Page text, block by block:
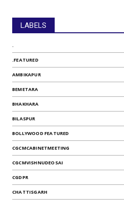
LABELS
.
.FEATURED
AMBIKAPUR
BEMETARA
BHAKHARA
BILASPUR
BOLLYWOOD FEATURED
CGCMCABINETMEETING
CGCMVISHNUDEOSAI
CGDPR
CHATTISGARH